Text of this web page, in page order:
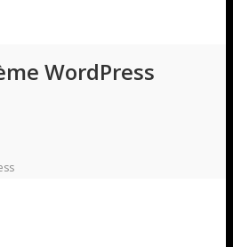
WordPress